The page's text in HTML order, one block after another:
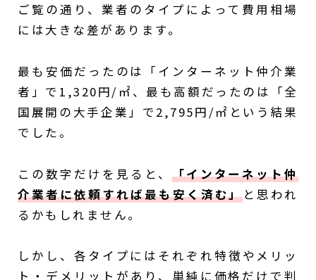
ご覧の通り、業者のタイプによって費用相場
には大きな差があります。
最も安価だったのは「インターネット仲介業
者」で1,320円/㎡、最も高額だったのは「全
国展開の大手企業」で2,795円/㎡という結果
でした。
この数字だけを見ると、 「インターネット仲
介業者に依頼すれば最も安く済む」と思われ
るかもしれません。
しかし、各タイプにはそれぞれ特徴やメリッ
ト・デメリットがあり、単純に価格だけで判